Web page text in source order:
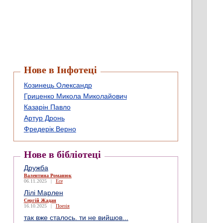
Нове в Інфотеці
Козинець Олександр
Гриценко Микола Миколайович
Казарін Павло
Артур Дронь
Фредерік Верно
Нове в бібліотеці
Дружба
Валентина Романюк
06.11.2025
| Есе
Лілі Марлен
Сергій Жадан
16.10.2025
| Поезія
так вже сталось. ти не вийшов...